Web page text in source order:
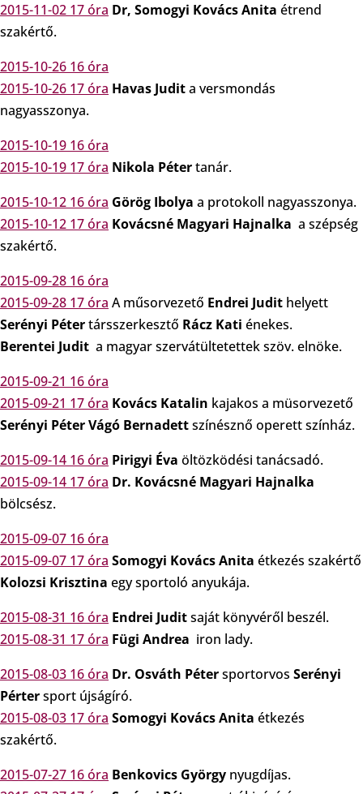
2015-11-02 17 óra Dr, Somogyi Kovács Anita étrend
szakértő.
2015-10-26 16 óra
2015-10-26 17 óra Havas Judita versmondás
nagyasszonya.
2015-10-19 16 óra
2015-10-19 17 óra Nikola Pétertanár.
2015-10-12 16 óra Görög Ibolya a protokoll nagyasszonya.
2015-10-12 17 óra Kovácsné Magyari Hajnalka a szépség
szakértő.
2015-09-28 16 óra
2015-09-28 17 óra A műsorvezető Endrei Judit helyett
Serényi Pétertársszerkesztő Rácz Kati énekes.
Berentei Judit a magyar szervátültetettek szöv. elnöke.
2015-09-21 16 óra
2015-09-21 17 óra Kovács Katalin kajakos a müsorvezető
Serényi PéterVágó Bernadettszínésznő operett színház.
2015-09-14 16 óra Pirigyi Éva öltözködési tanácsadó.
2015-09-14 17 óra Dr. Kovácsné Magyari Hajnalka
bölcsész.
2015-09-07 16 óra
2015-09-07 17 óra Somogyi Kovács Anita étkezés szakértő
Kolozsi Krisztina egy sportoló anyukája.
2015-08-31 16 óra Endrei Juditsaját könyvéről beszél.
2015-08-31 17 óra Fügi Andrea iron lady.
2015-08-03 16 óra Dr. Osváth Pétersportorvos Serényi
Pértersport újságíró.
2015-08-03 17 óra Somogyi Kovács Anita étkezés
szakértő.
2015-07-27 16 óra Benkovics György nyugdíjas.